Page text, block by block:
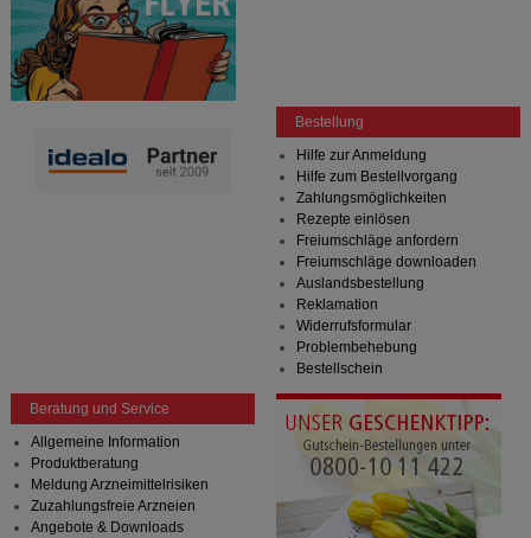
Bestellung
Hilfe zur Anmeldung
Hilfe zum Bestellvorgang
Zahlungsmöglichkeiten
Rezepte einlösen
Freiumschläge anfordern
Freiumschläge downloaden
Auslandsbestellung
Reklamation
Widerrufsformular
Problembehebung
Bestellschein
Beratung und Service
Allgemeine Information
Produktberatung
Meldung Arzneimittelrisiken
Zuzahlungsfreie Arzneien
Angebote & Downloads